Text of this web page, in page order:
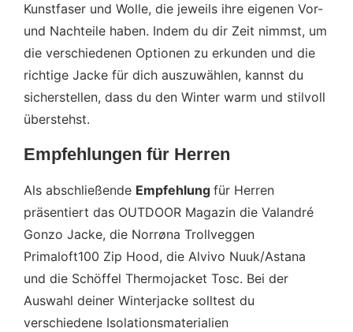
Kunstfaser und Wolle, die jeweils ihre eigenen Vor-
und Nachteile haben. Indem du dir Zeit nimmst, um
die verschiedenen Optionen zu erkunden und die
richtige Jacke für dich auszuwählen, kannst du
sicherstellen, dass du den Winter warm und stilvoll
überstehst.
Empfehlungen für Herren
Als abschließende Empfehlung für Herren
präsentiert das OUTDOOR Magazin die Valandré
Gonzo Jacke, die Norrøna Trollveggen
Primaloft100 Zip Hood, die Alvivo Nuuk/Astana
und die Schöffel Thermojacket Tosc. Bei der
Auswahl deiner Winterjacke solltest du
verschiedene Isolationsmaterialien